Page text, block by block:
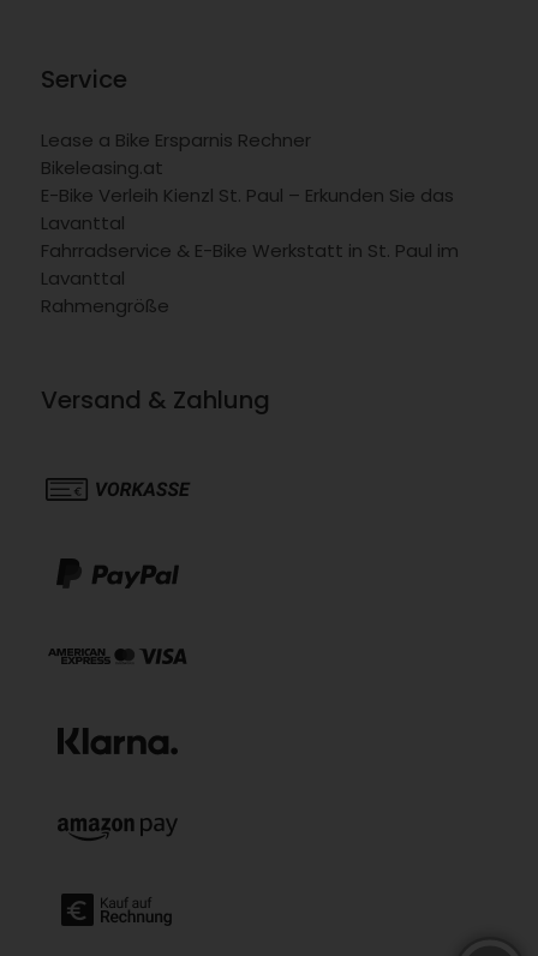
Service
Lease a Bike Ersparnis Rechner
Bikeleasing.at
E-Bike Verleih Kienzl St. Paul – Erkunden Sie das
Lavanttal
Fahrradservice & E-Bike Werkstatt in St. Paul im
Lavanttal
Rahmengröße
Versand & Zahlung